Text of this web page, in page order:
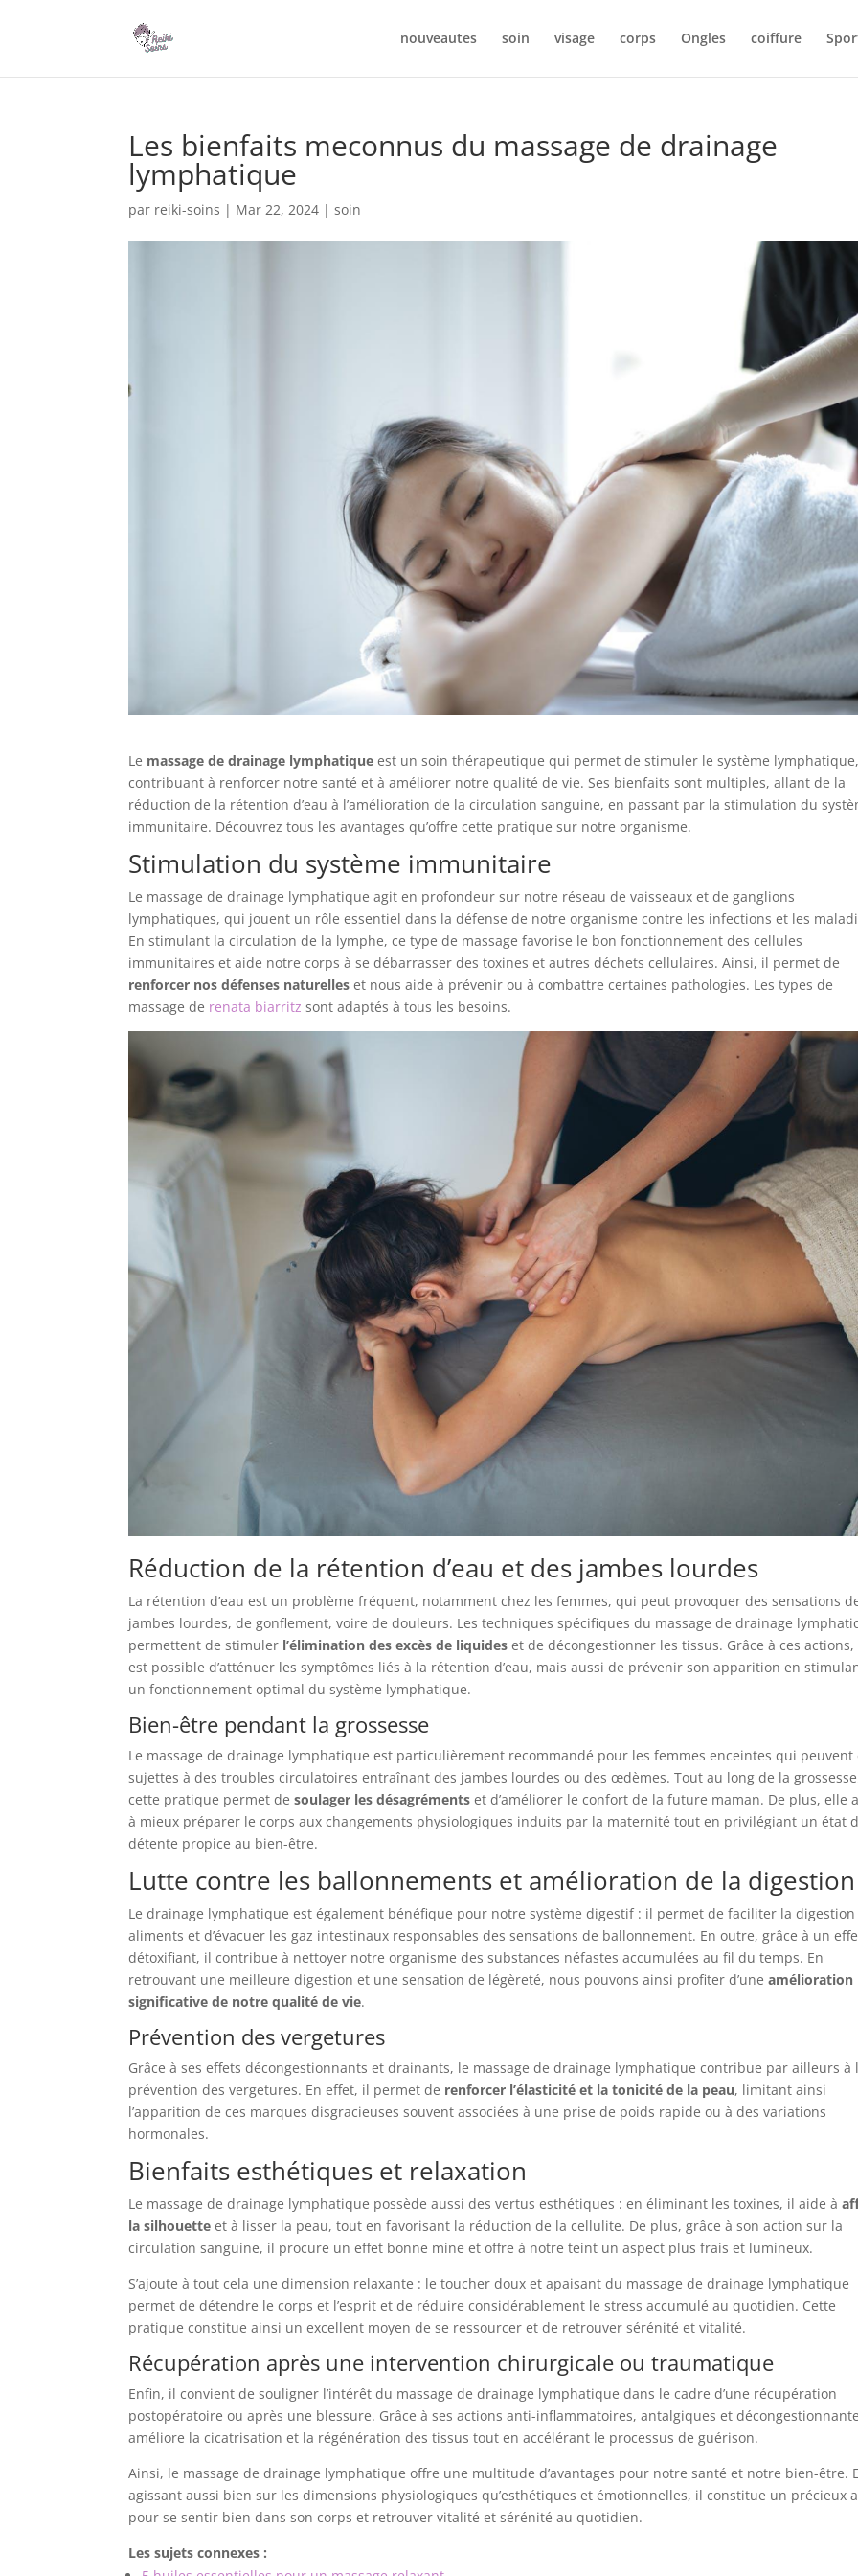
nouveautes soin visage corps Ongles coiffure
Les bienfaits meconnus du massage de drainage
lymphatique
par reiki-soins | Mar 22, 2024 |soin
Le massage de drainage lymphatique est un soin thérapeutique qui permet de stimuler le système
contribuant à renforcer notre santé et à améliorer notre qualité de vie. Ses bienfaits sont multiples, allant de la
réduction de la rétention d’eau à l’amélioration de la circulation sanguine, en passant par la stimulation du
immunitaire. Découvrez tous les avantages qu’offre cette pratique sur notre organisme.
Stimulation du système immunitaire
Le massage de drainage lymphatique agit en profondeur sur notre réseau de vaisseaux et de ganglions
lymphatiques, qui jouent un rôle essentiel dans la défense de notre organisme contre les infections et les
En stimulant la circulation de la lymphe, ce type de massage favorise le bon fonctionnement des cellules
immunitaires et aide notre corps à se débarrasser des toxines et autres déchets cellulaires. Ainsi, il permet de
renforcer nos défenses naturelles et nous aide à prévenir ou à combattre certaines pathologies. Les types de
massage de renata biarritz sont adaptés à tous les besoins.
Réduction de la rétention d’eau et des jambes lourdes
La rétention d’eau est un problème fréquent, notamment chez les femmes, qui peut provoquer des sensations
jambes lourdes, de gonflement, voire de douleurs. Les techniques spécifiques du massage de drainage
permettent de stimuler l’élimination des excès de liquides et de décongestionner les tissus. Grâce à ces
est possible d’atténuer les symptômes liés à la rétention d’eau, mais aussi de prévenir son apparition en
un fonctionnement optimal du système lymphatique.
Bien-être pendant la grossesse
Le massage de drainage lymphatique est particulièrement recommandé pour les femmes enceintes qui peuvent
sujettes à des troubles circulatoires entraînant des jambes lourdes ou des œdèmes. Tout au long de la
cette pratique permet desoulager les désagréments et d’améliorer le confort de la future maman. De plus, elle
à mieux préparer le corps aux changements physiologiques induits par la maternité tout en privilégiant un état
détente propice au bien-être.
Lutte contre les ballonnements et amélioration de la digestion
Le drainage lymphatique est également bénéfique pour notre système digestif : il permet de faciliter la digestion
aliments et d’évacuer les gaz intestinaux responsables des sensations de ballonnement. En outre, grâce à un
détoxifiant, il contribue à nettoyer notre organisme des substances néfastes accumulées au fil du temps. En
retrouvant une meilleure digestion et une sensation de légèreté, nous pouvons ainsi profiter d’uneamélioration
significative de notre qualité de vie.
Prévention des vergetures
Grâce à ses effets décongestionnants et drainants, le massage de drainage lymphatique contribue par ailleurs à
prévention des vergetures. En effet, il permet de renforcer l’élasticité et la tonicité de la peau, limitant ainsi
l’apparition de ces marques disgracieuses souvent associées à une prise de poids rapide ou à des variations
hormonales.
Bienfaits esthétiques et relaxation
Le massage de drainage lymphatique possède aussi des vertus esthétiques : en éliminant les toxines, il aide à
la silhouette et à lisser la peau, tout en favorisant la réduction de la cellulite. De plus, grâce à son action sur la
circulation sanguine, il procure un effet bonne mine et offre à notre teint un aspect plus frais et lumineux.
S’ajoute à tout cela une dimension relaxante : le toucher doux et apaisant du massage de drainage lymphatique
permet de détendre le corps et l’esprit et de réduire considérablement le stress accumulé au quotidien. Cette
pratique constitue ainsi un excellent moyen de se ressourcer et de retrouver sérénité et vitalité.
Récupération après une intervention chirurgicale ou traumatique
Enfin, il convient de souligner l’intérêt du massage de drainage lymphatique dans le cadre d’une récupération
postopératoire ou après une blessure. Grâce à ses actions anti-inflammatoires, antalgiques et
améliore la cicatrisation et la régénération des tissus tout en accélérant le processus de guérison.
Ainsi, le massage de drainage lymphatique offre une multitude d’avantages pour notre santé et notre bien-être.
agissant aussi bien sur les dimensions physiologiques qu’esthétiques et émotionnelles, il constitue un précieux
pour se sentir bien dans son corps et retrouver vitalité et sérénité au quotidien.
Les sujets connexes :